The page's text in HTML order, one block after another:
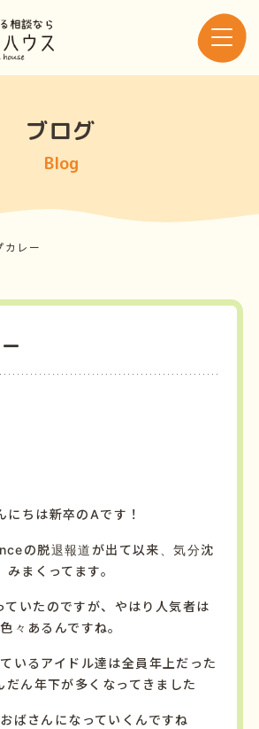
ブログ
Blog
カレー
にちは新卒のAです！
の脱退報道が出て以来、気分沈
みまくってます。
ていたのですが、やはり人気者は
色々あるんですね。
いるアイドル達は全員年上だった
だん年下が多くなってきました
ばさんになっていくんですね